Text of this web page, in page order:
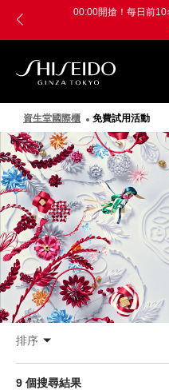
00:00開搶！每日前
資
生
堂
國
際
櫃
資生堂國際櫃 免費試用活動
排序
9 個搜尋結果